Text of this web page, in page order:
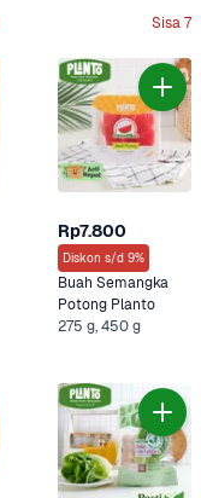
Sisa 7
Rp7.800
Diskon s/d 9%
Buah Semangka
Potong Planto
275 g, 450 g